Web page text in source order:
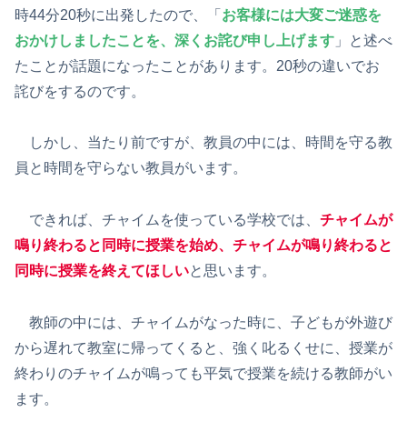
時44分20秒に出発したので、「 お客様には大変ご迷惑を
おかけしましたことを、深くお詫び申し上げます 」と述べ
たことが話題になったことがあります。20秒の違いでお
詫びをするのです。
しかし、当たり前ですが、教員の中には、時間を守る教
員と時間を守らない教員がいます。
できれば、チャイムを使っている学校では、 チャイムが
鳴り終わると同時に授業を始め、チャイムが鳴り終わると
同時に授業を終えてほしいと思います。
教師の中には、チャイムがなった時に、子どもが外遊び
から遅れて教室に帰ってくると、強く叱るくせに、授業が
終わりのチャイムが鳴っても平気で授業を続ける教師がい
ます。